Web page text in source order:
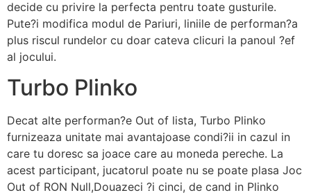
decide cu privire la perfecta pentru toate gusturile.
Pute?i modifica modul de Pariuri, liniile de performan?a
plus riscul rundelor cu doar cateva clicuri la panoul ?ef
al jocului.
Turbo Plinko
Decat alte performan?e Out of lista, Turbo Plinko
furnizeaza unitate mai avantajoase condi?ii in cazul in
care tu doresc sa joace care au moneda pereche. La
acest participant, jucatorul poate nu se poate plasa Joc
Out of RON Null,Douazeci ?i cinci, de cand in Plinko